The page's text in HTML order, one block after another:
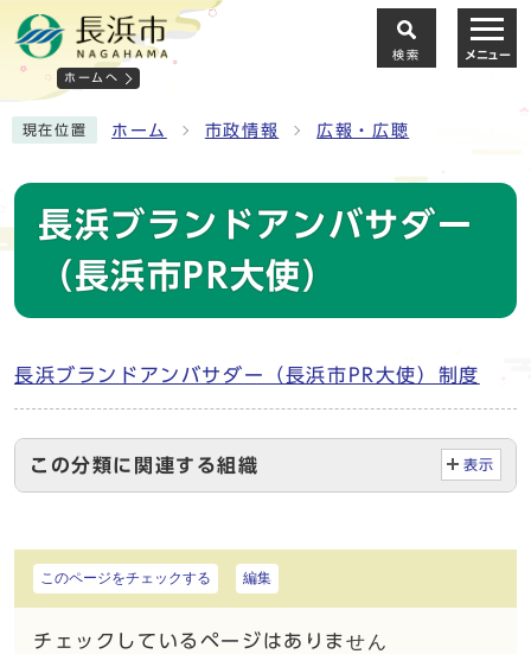
ホームへ
検索 メニュー
現在位置 ホーム 市政情報 広報・広聴
長浜ブランドアンバサダー
（長浜市PR大使）
長浜ブランドアンバサダー（長浜市PR大使）制度
この分類に関連する組織 表示
このページをチェックする 編集
チェックしているページはありません